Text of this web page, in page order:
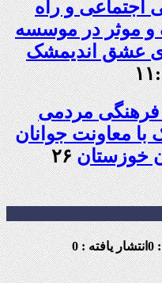
اجتماعی و راه
و موثر در موسسه
عشق اندیمشک
فرهنگی مردمی
معاونت جوانان
خوزستان ۲۶
0
انتشار یافته : 0